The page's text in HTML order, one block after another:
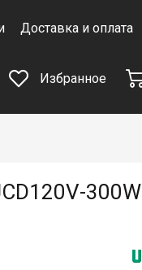
Доставка и оплата
Избранное
300W